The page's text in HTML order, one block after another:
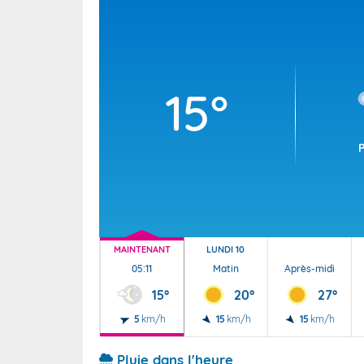
15°
MAINTENANT
05:11
15°
5 km/h
LUNDI 10
Matin
20°
15 km/h
Après-midi
27°
15 km/h
Pluie dans l'heure